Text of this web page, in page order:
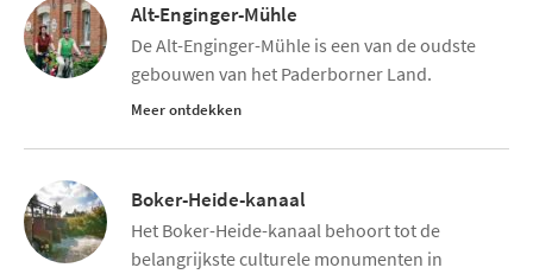
Alt-Enginger-Mühle
De Alt-Enginger-Mühle is een van de oudste
gebouwen van het Paderborner Land.
Meer ontdekken
Boker-Heide-kanaal
Het Boker-Heide-kanaal behoort tot de
belangrijkste culturele monumenten in